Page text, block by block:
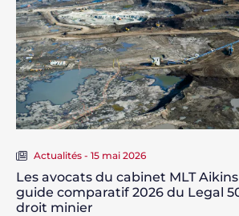
Actualités - 15 mai 2026
Les avocats du cabinet MLT
guide comparatif 2026 du Legal
droit minier